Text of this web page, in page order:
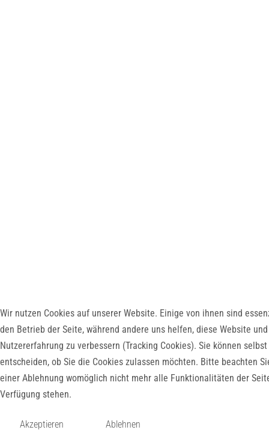
Wir nutzen Cookies auf unserer Website. Einige von ihnen sind
den Betrieb der Seite, während andere uns helfen, diese Website
Nutzererfahrung zu verbessern (Tracking Cookies). Sie können selbst
entscheiden, ob Sie die Cookies zulassen möchten. Bitte beachten
einer Ablehnung womöglich nicht mehr alle Funktionalitäten der
Verfügung stehen.
Akzeptieren Ablehnen